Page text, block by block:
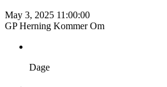
May 3, 2025 11:00:00
GP Herning Kommer Om
Dage